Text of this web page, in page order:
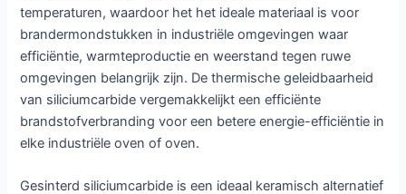
temperaturen, waardoor het het ideale materiaal is voor
brandermondstukken in industriële omgevingen waar
efficiëntie, warmteproductie en weerstand tegen ruwe
omgevingen belangrijk zijn. De thermische geleidbaarheid
van siliciumcarbide vergemakkelijkt een efficiënte
brandstofverbranding voor een betere energie-efficiëntie in
elke industriële oven of oven.
Gesinterd siliciumcarbide is een ideaal keramisch alternatief